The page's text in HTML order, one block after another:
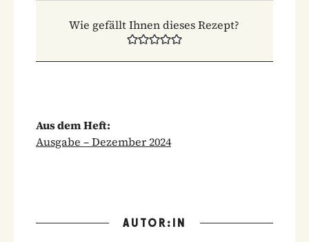
Wie gefällt Ihnen dieses Rezept?
Aus dem Heft:
Ausgabe – Dezember 2024
AUTOR:IN